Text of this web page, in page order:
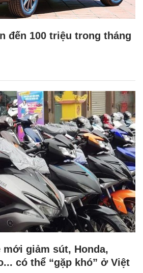
đến 100 triệu trong tháng
mới giảm sút, Honda,
có thể “gặp khó” ở Việt